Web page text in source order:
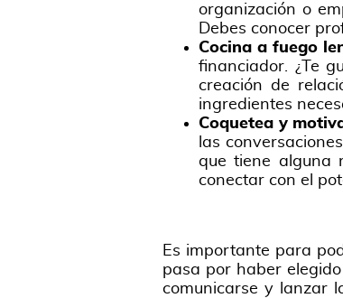
organización o
Debes conocer
Cocina a fuego
financiador. ¿Te
creación de
ingredientes
Coquetea y
las
que tiene alguna
conectar con el
Es importante para
pasa por haber
comunicarse y lanzar